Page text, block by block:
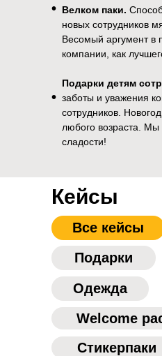
Велком паки.
новых сотрудников
Весомый аргумент в
компании, как
Подарки детям
заботы и уважения
сотрудников.
любого возраста.
сладости!
•
•
Кейсы
Все кейсы
Одежда
Welcome
Cтикерпаки
Подарки